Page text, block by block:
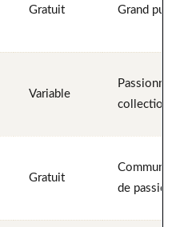
Gratuit Grand
Variable
Gratuit
de